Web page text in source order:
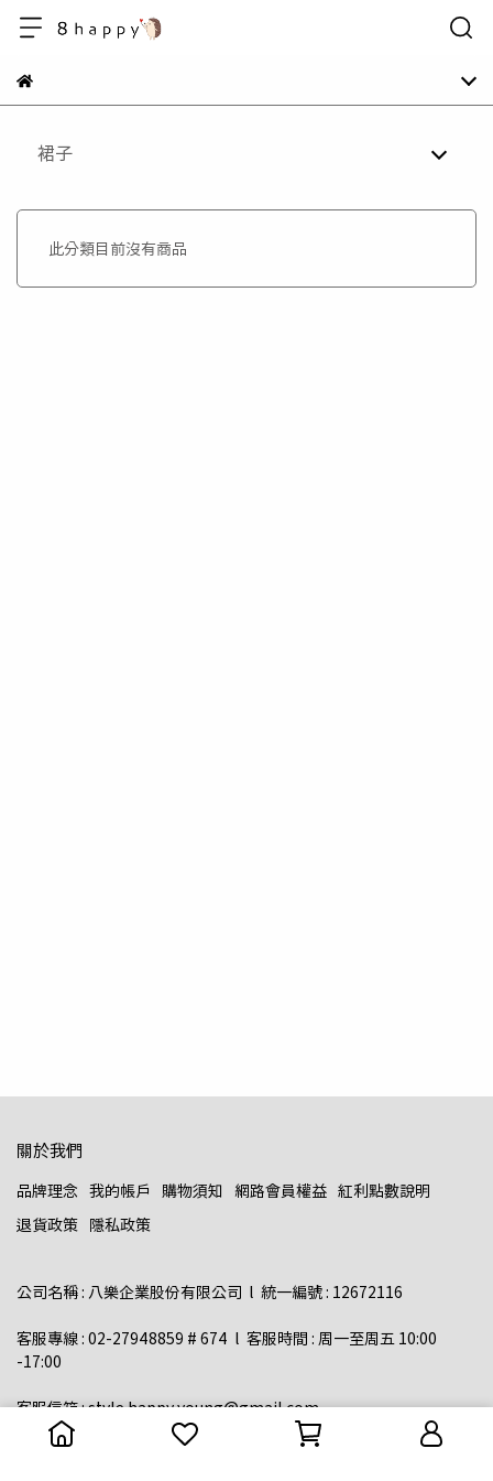
裙子
此分類目前沒有商品
關於我們
品牌理念 我的帳戶 購物須知 網路會員權益 紅利點數說明
退貨政策 隱私政策
公司名稱 : 八樂企業股份有限公司  l  統一編號 : 12672116
客服專線 : 02-27948859 # 674  l  客服時間 : 周一至周五 10:00
-17:00
客服信箱 : style.happy.young@gmail.com
地址：台北市內湖區民權東路六段13-23號